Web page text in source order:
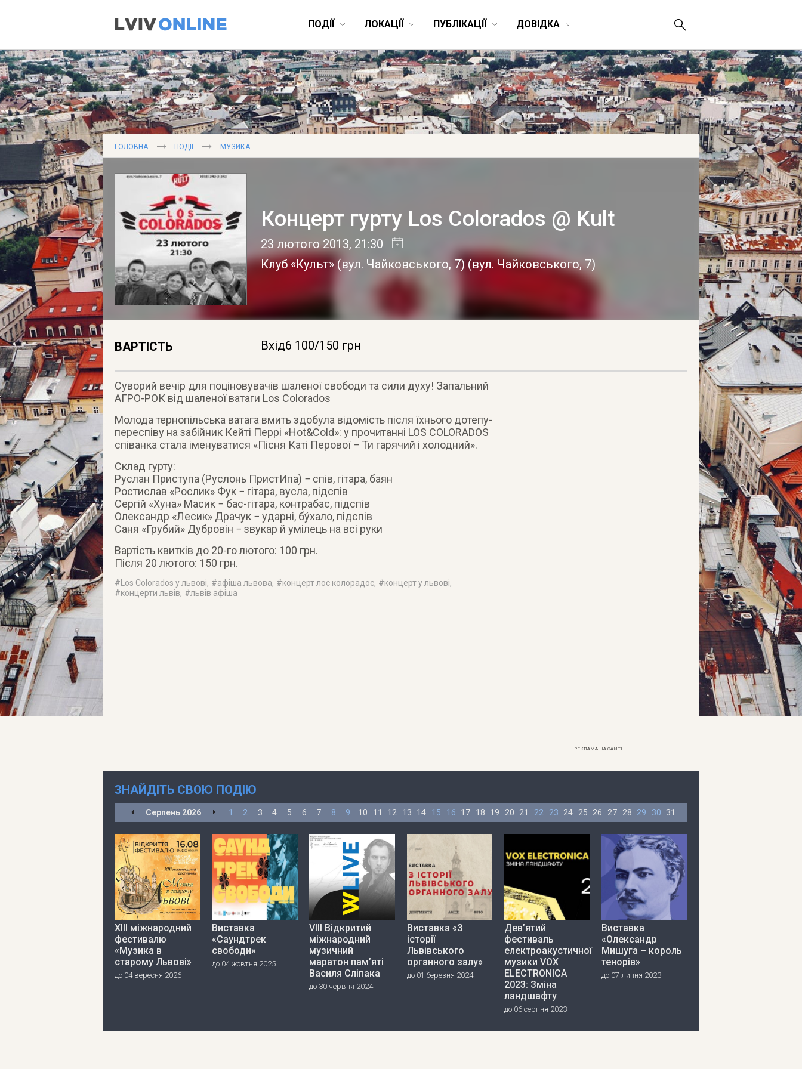
ПОДІЇ ЛОКАЦІЇ ПУБЛІКАЦІЇ ДОВІДКА
ГОЛОВНА ПОДІЇ МУЗИКА
Концерт гурту Los Colorados @ Kult
23 лютого 2013, 21:30
Клуб «Культ» (вул. Чайковського, 7) (вул. Чайковського, 7)
ВАРТІСТЬ Вхід6 100/150 грн
Суворий вечір для поціновувачів шаленої свободи та сили духу! Запальний
АГРО-РОК від шаленої ватаги Los Colorados
Молода тернопільська ватага вмить здобула відомість після їхнього дотепу-
переспіву на забійник Кейті Перрі «Hot&Сold»: у прочитанні LOS COLORADOS
співанка стала іменуватися «Пісня Каті Перової − Ти гарячий і холодний».
Склад гурту:
Руслан Приступа (Руслонь ПристИпа) − спів, гітара, баян
Ростислав «Рослик» Фук − гітара, вусла, підспів
Сергій «Хуна» Масик − бас-гітара, контрабас, підспів
Олександр «Лесик» Драчук − ударні, бу́хало, підспів
Саня «Грубий» Дубровін − звукар й умілець на всі руки
Вартість квитків до 20-го лютого: 100 грн.
Після 20 лютого: 150 грн.
# Los Colorados у львові, #афіша львова, #концерт лос колорадос, #концерт у львові,
#концерти львів, #львів афіша
РЕКЛАМА НА САЙТІ
ЗНАЙДІТЬ СВОЮ ПОДІЮ
Серпень 2026 1 2 3 4 5 6 7 8 9 10 11 12 13 14 15 16 17 18 19 20 21 22 23 24 25 26 27 28 29 30 31
ХІІІ міжнародний
фестивалю
«Музика в
старому Львові»
до 04 вересня 2026
Виставка
«Саундтрек
свободи»
до 04 жовтня 2025
VIII Відкритий
міжнародний
музичний
маратон пам’яті
Василя Сліпака
до 30 червня 2024
Виставка «З
історії
Львівського
органного залу»
до 01 березня 2024
Дев’ятий
фестиваль
електроакустичної
музики VOX
ELECTRONICA
2023: Зміна
ландшафту
до 06 серпня 2023
Виставка
«Олександр
Мишуга – король
тенорів»
до 07 липня 2023